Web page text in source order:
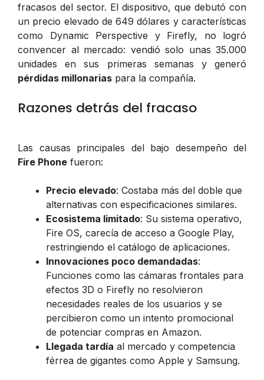
fracasos del sector. El dispositivo, que debutó con
un precio elevado de 649 dólares y características
como Dynamic Perspective y Firefly, no logró
convencer al mercado: vendió solo unas 35.000
unidades en sus primeras semanas y generó
pérdidas millonarias para la compañía.
Razones detrás del fracaso
Las causas principales del bajo desempeño del
Fire Phone fueron:
Precio elevado: Costaba más del doble que
alternativas con especificaciones similares.
Ecosistema limitado: Su sistema operativo,
Fire OS, carecía de acceso a Google Play,
restringiendo el catálogo de aplicaciones.
Innovaciones poco demandadas:
Funciones como las cámaras frontales para
efectos 3D o Firefly no resolvieron
necesidades reales de los usuarios y se
percibieron como un intento promocional
de potenciar compras en Amazon.
Llegada tardía al mercado y competencia
férrea de gigantes como Apple y Samsung.